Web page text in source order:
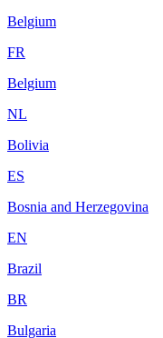
Belgium
FR
Belgium
NL
Bolivia
ES
Bosnia and Herzegovina
EN
Brazil
BR
Bulgaria